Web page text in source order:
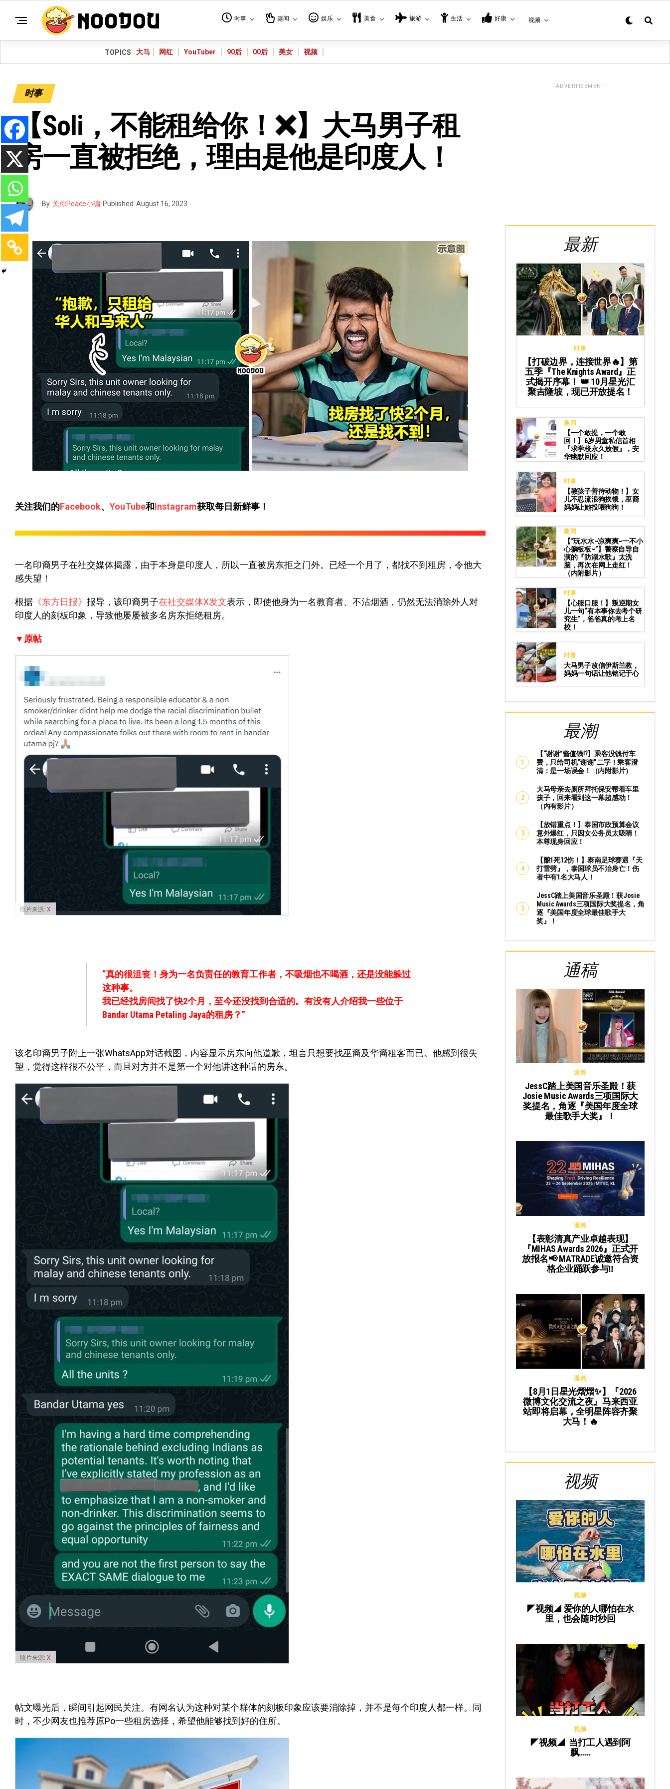
时事 趣闻 娱乐 美食 旅游 生活 好康 视频
TOPICS 大马 网红 YouTuber 90后 00后 美女 视频
时事
【Soli，不能租给你！❌】大马男子租
房一直被拒绝，理由是他是印度人！
By 关你Peace小编 Published August 16, 2023
关注我们的Facebook、 YouTube和Instagram获取每日新鲜事！
一名印裔男子在社交媒体揭露，由于本身是印度人，所以一直被房东拒之门外。已经一个月了，都找不到租房，令他大
感失望！
根据 《东方日报》 报导，该印裔男子在社交媒体X发文表示，即使他身为一名教育者、不沾烟酒，仍然无法消除外人对
印度人的刻板印象，导致他屡屡被多名房东拒绝租房。
▼原帖
照片来源: X
“真的很沮丧！身为一名负责任的教育工作者，不吸烟也不喝酒，还是没能躲过
这种事。
我已经找房间找了快2个月，至今还没找到合适的。有没有人介绍我一些位于
Bandar Utama Petaling Jaya的租房？”
该名印裔男子附上一张WhatsApp对话截图，内容显示房东向他道歉，坦言只想要找巫裔及华裔租客而已。他感到很失
望，觉得这样很不公平，而且对方并不是第一个对他讲这种话的房东。
照片来源: X
帖文曝光后，瞬间引起网民关注。有网名认为这种对某个群体的刻板印象应该要消除掉，并不是每个印度人都一样。同
时，不少网友也推荐原Po一些租房选择，希望他能够找到好的住所。
ADVERTISEMENT
最新
时事
【打破边界，连接世界🔥】第
五季『The Knights Award』正
式揭开序幕！ 👑 10月星光汇
聚吉隆坡，现已开放提名！
趣闻
【一个敢提，一个敢
回！】6岁男童私信首相
『求学校永久放假』，安
华幽默回应！
时事
【教孩子善待动物！】女
儿不忍流浪狗挨饿，巫裔
妈妈让她投喂狗狗！
趣闻
【“玩水水~凉爽爽~一不小
心躺板板~”】警察自导自
演的『防溺水歌』太洗
脑，再次在网上走红！
（内附影片）
时事
【心服口服！】叛逆期女
儿一句“有本事你去考个研
究生”，爸爸真的考上名
校！
时事
大马男子改信伊斯兰教，
妈妈一句话让他铭记于心
最潮
【“谢谢”酱值钱⁉️】乘客没钱付车
费，只给司机“谢谢”二字！乘客澄
清：是一场误会！（内附影片）
大马母亲去厕所拜托保安帮看车里
孩子，回来看到这一幕超感动！
（内有影片）
【放错重点！】泰国市政预算会议
意外爆红，只因女公务员太吸睛！
本尊现身回应！
【酿1死12伤！】泰南足球赛遇『天
打雷劈』，泰国球员不治身亡！伤
者中有1名大马人！
JessC踏上美国音乐圣殿！获Josie
Music Awards三项国际大奖提名，角
逐『美国年度全球最佳歌手大
奖』！
通稿
通稿
JessC踏上美国音乐圣殿！获
Josie Music Awards三项国际大
奖提名，角逐『美国年度全球
最佳歌手大奖』！
通稿
【表彰清真产业卓越表现】
『MIHAS Awards 2026』正式开
放报名📢 MATRADE诚邀符合资
格企业踊跃参与‼️
通稿
【8月1日星光熠熠✨】『2026
微博文化交流之夜』马来西亚
站即将启幕，全明星阵容齐聚
大马！🔥
视频
视频
◤视频◢ 爱你的人哪怕在水
里，也会随时秒回
视频
◤视频◢ 当打工人遇到阿
飘……